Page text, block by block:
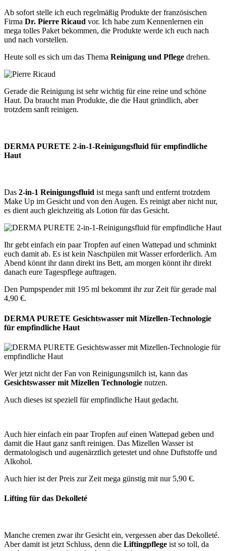
Ab sofort stelle ich euch regelmäßig Produkte der französischen
Firma Dr. Pierre Ricaud vor. Ich habe zum Kennenlernen ein
mega tolles Paket bekommen, die Produkte werde ich euch nach
und nach vorstellen.
Heute soll es sich um das Thema Reinigung und Pflege drehen.
Gerade die Reinigung ist sehr wichtig für eine reine und schöne
Haut. Da braucht man Produkte, die die Haut gründlich, aber
trotzdem sanft reinigen.
DERMA PURETE 2-in-1-Reinigungsfluid für empfindliche
Haut
Das 2-in-1 Reinigungsfluid ist mega sanft und entfernt trotzdem
Make Up im Gesicht und von den Augen. Es reinigt aber nicht nur,
es dient auch gleichzeitig als Lotion für das Gesicht.
Ihr gebt einfach ein paar Tropfen auf einen Wattepad und schminkt
euch damit ab. Es ist kein Naschpülen mit Wasser erforderlich. Am
Abend könnt ihr dann direkt ins Bett, am morgen könnt ihr direkt
danach eure Tagespflege auftragen.
Den Pumpspender mit 195 ml bekommt ihr zur Zeit für gerade mal
4,90 €.
DERMA PURETE Gesichtswasser mit Mizellen-Technologie
für empfindliche Haut
Wer jetzt nicht der Fan von Reinigungsmilch ist, kann das
Gesichtswasser mit Mizellen Technologie nutzen.
Auch dieses ist speziell für empfindliche Haut gedacht.
Auch hier einfach ein paar Tropfen auf einen Wattepad geben und
damit die Haut ganz sanft reinigen. Das Mizellen Wasser ist
dermatologisch und augenärztlich getestet und ohne Duftstoffe und
Alkohol.
Auch hier ist der Preis zur Zeit mega günstig mit nur 5,90 €.
Lifting für das Dekolleté
Manche cremen zwar ihr Gesicht ein, vergessen aber das Dekolleté.
Aber damit ist jetzt Schluss, denn die Liftingpflege ist so toll, da